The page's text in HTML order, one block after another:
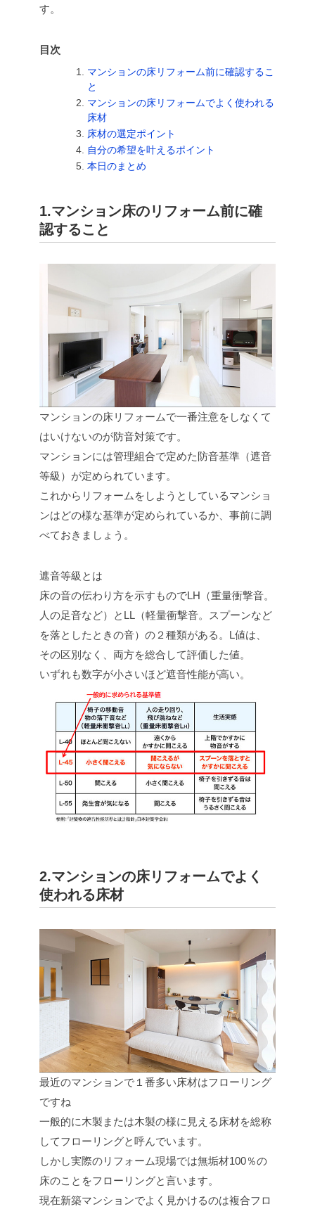
す。
目次
マンションの床リフォーム前に確認するこ
と
マンションの床リフォームでよく使われる
床材
床材の選定ポイント
自分の希望を叶えるポイント
本日のまとめ
1.マンション床のリフォーム前に確
認すること
マンションの床リフォームで一番注意をしなくて
はいけないのが防音対策です。
マンションには管理組合で定めた防音基準（遮音
等級）が定められています。
これからリフォームをしようとしているマンショ
ンはどの様な基準が定められているか、事前に調
べておきましょう。
遮音等級とは
床の音の伝わり方を示すものでLH（重量衝撃音。
人の足音など）とLL（軽量衝撃音。スプーンなど
を落としたときの音）の２種類がある。L値は、
その区別なく、両方を総合して評価した値。
いずれも数字が小さいほど遮音性能が高い。
2.マンションの床リフォームでよく
使われる床材
最近のマンションで１番多い床材はフローリング
ですね
一般的に木製または木製の様に見える床材を総称
してフローリングと呼んでいます。
しかし実際のリフォーム現場では無垢材100％の
床のことをフローリングと言います。
現在新築マンションでよく見かけるのは複合フロ